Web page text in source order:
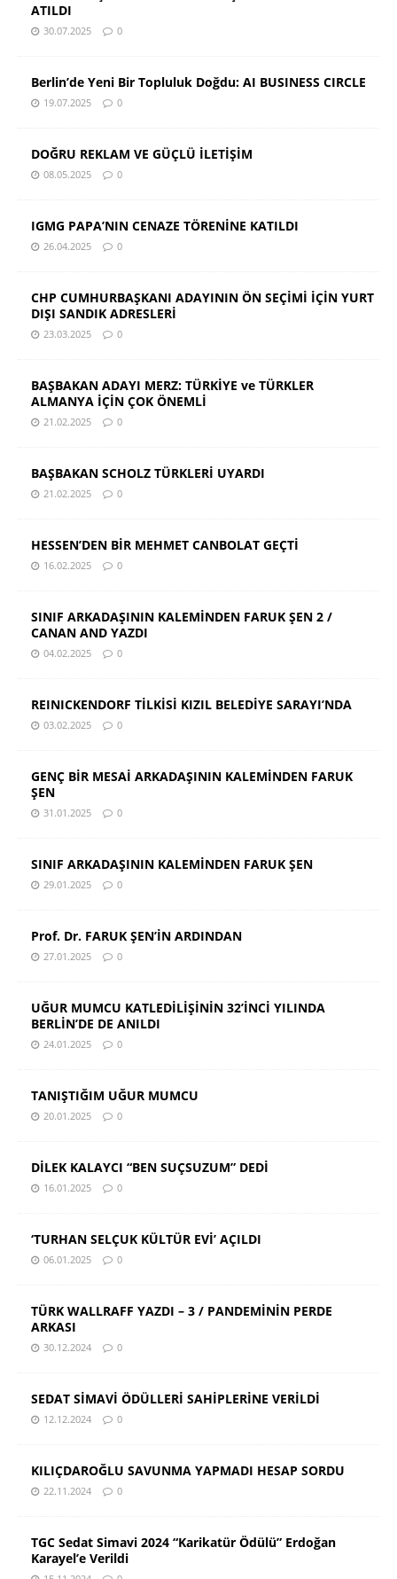
ATILDI
30.07.2025 0
Berlin’de Yeni Bir Topluluk Doğdu: AI BUSINESS CIRCLE
19.07.2025 0
DOĞRU REKLAM VE GÜÇLÜ İLETİŞİM
08.05.2025 0
IGMG PAPA’NIN CENAZE TÖRENİNE KATILDI
26.04.2025 0
CHP CUMHURBAŞKANI ADAYININ ÖN SEÇİMİ İÇİN YURT
DIŞI SANDIK ADRESLERİ
23.03.2025 0
BAŞBAKAN ADAYI MERZ: TÜRKİYE ve TÜRKLER
ALMANYA İÇİN ÇOK ÖNEMLİ
21.02.2025 0
BAŞBAKAN SCHOLZ TÜRKLERİ UYARDI
21.02.2025 0
HESSEN’DEN BİR MEHMET CANBOLAT GEÇTİ
16.02.2025 0
SINIF ARKADAŞININ KALEMİNDEN FARUK ŞEN 2 /
CANAN AND YAZDI
04.02.2025 0
REINICKENDORF TİLKİSİ KIZIL BELEDİYE SARAYI’NDA
03.02.2025 0
GENÇ BİR MESAİ ARKADAŞININ KALEMİNDEN FARUK
ŞEN
31.01.2025 0
SINIF ARKADAŞININ KALEMİNDEN FARUK ŞEN
29.01.2025 0
Prof. Dr. FARUK ŞEN’İN ARDINDAN
27.01.2025 0
UĞUR MUMCU KATLEDİLİŞİNİN 32’İNCİ YILINDA
BERLİN’DE DE ANILDI
24.01.2025 0
TANIŞTIĞIM UĞUR MUMCU
20.01.2025 0
DİLEK KALAYCI “BEN SUÇSUZUM” DEDİ
16.01.2025 0
‘TURHAN SELÇUK KÜLTÜR EVİ’ AÇILDI
06.01.2025 0
TÜRK WALLRAFF YAZDI – 3 / PANDEMİNİN PERDE
ARKASI
30.12.2024 0
SEDAT SİMAVİ ÖDÜLLERİ SAHİPLERİNE VERİLDİ
12.12.2024 0
KILIÇDAROĞLU SAVUNMA YAPMADI HESAP SORDU
22.11.2024 0
TGC Sedat Simavi 2024 “Karikatür Ödülü” Erdoğan
Karayel’e Verildi